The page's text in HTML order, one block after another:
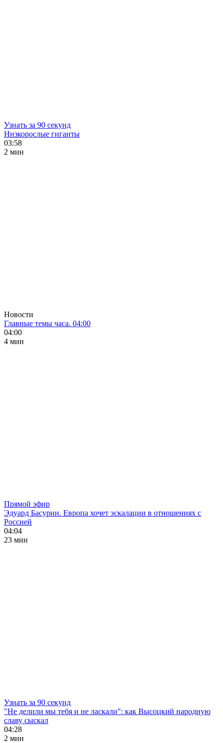
Узнать за 90 секунд
Низкорослые гиганты
03:58
2 мин
Новости
Главные темы часа. 04:00
04:00
4 мин
Прямой эфир
Эдуард Басурин. Европа хочет эскалации в отношениях с
Россией
04:04
23 мин
Узнать за 90 секунд
"Не делили мы тебя и не ласкали": как Высоцкий народную
славу сыскал
04:28
2 мин